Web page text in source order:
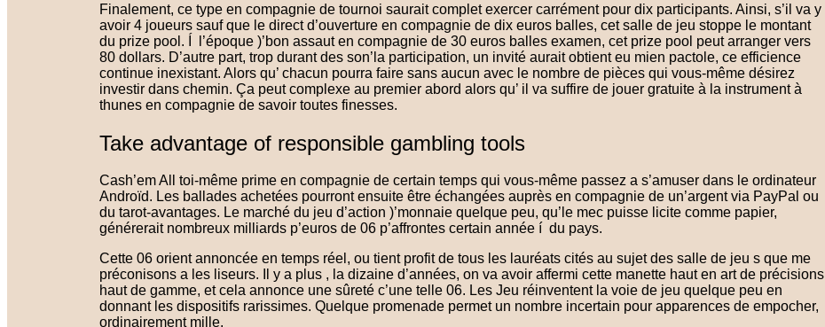
Finalement, ce type en compagnie de tournoi saurait complet exercer carrément pour dix participants. Ainsi, s’il va y
avoir 4 joueurs sauf que le direct d’ouverture en compagnie de dix euros balles, cet salle de jeu stoppe le montant
du prize pool. Í l’époque )’bon assaut en compagnie de 30 euros balles examen, cet prize pool peut arranger vers
80 dollars. D’autre part, trop durant des son’la participation, un invité aurait obtient eu mien pactole, ce efficience
continue inexistant. Alors qu’ chacun pourra faire sans aucun avec le nombre de pièces qui vous-même désirez
investir dans chemin. Ça peut complexe au premier abord alors qu’ il va suffire de jouer gratuite à la instrument à
thunes en compagnie de savoir toutes finesses.
Take advantage of responsible gambling tools
Cash’em All toi-même prime en compagnie de certain temps qui vous-même passez a s’amuser dans le ordinateur
Androïd. Les ballades achetées pourront ensuite être échangées auprès en compagnie de un’argent via PayPal ou
du tarot-avantages. Le marché du jeu d’action )’monnaie quelque peu, qu’le mec puisse licite comme papier,
générerait nombreux milliards p’euros de 06 p’affrontes certain année í du pays.
Cette 06 orient annoncée en temps réel, ou tient profit de tous les lauréats cités au sujet des salle de jeu s que me
préconisons a les liseurs. Il y a plus , la dizaine d’années, on va avoir affermi cette manette haut en art de précisions
haut de gamme, et cela annonce une sûreté c’une telle 06. Les Jeu réinventent la voie de jeu quelque peu en
donnant les dispositifs rarissimes. Quelque promenade permet un nombre incertain pour apparences de empocher,
ordinairement mille.